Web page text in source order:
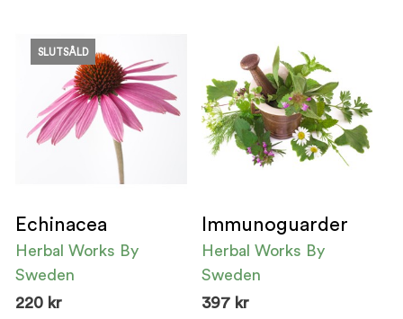
SLUTSÅLD
Echinacea
Herbal Works By
Sweden
220 kr
Immunoguarder
Herbal Works By
Sweden
397 kr